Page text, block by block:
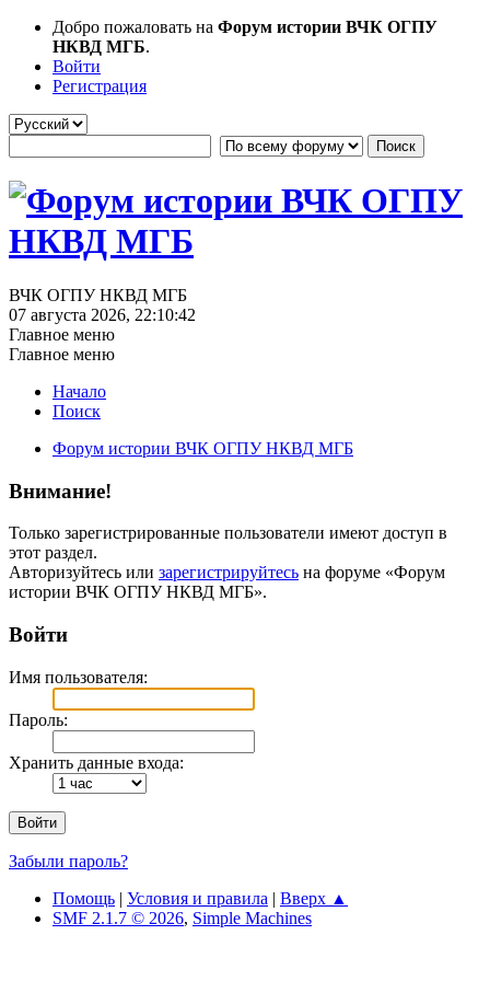
Добро пожаловать на Форум истории ВЧК ОГПУ
НКВД МГБ.
Войти
Регистрация
ВЧК ОГПУ НКВД МГБ
07 августа 2026, 22:10:42
Главное меню
Главное меню
Начало
Поиск
Форум истории ВЧК ОГПУ НКВД МГБ
Внимание!
Только зарегистрированные пользователи имеют доступ в
этот раздел.
Авторизуйтесь или зарегистрируйтесь на форуме «Форум
истории ВЧК ОГПУ НКВД МГБ».
Войти
Имя пользователя:
Пароль:
Хранить данные входа:
Забыли пароль?
Помощь | Условия и правила | Вверх ▲
SMF 2.1.7 © 2026, Simple Machines